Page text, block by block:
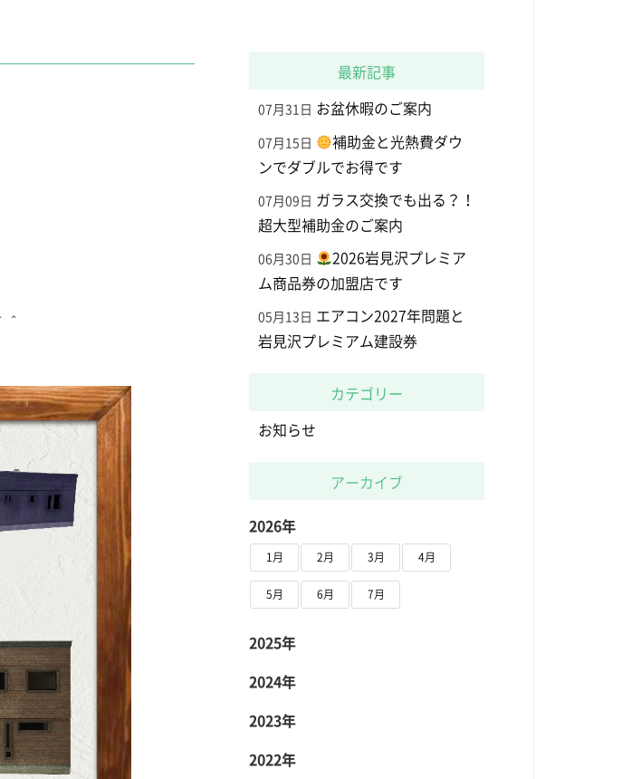
最新記事
07月31日 お盆休暇のご案内
07月15日
補助金と光熱費ダウ
ンでダブルでお得です
07月09日 ガラス交換でも出る？！
超大型補助金のご案内
06月30日
2026岩見沢プレミア
ム商品券の加盟店です
05月13日
エアコン2027年問題と
岩見沢プレミアム建設券
カテゴリー
お知らせ
アーカイブ
2026年
1月 2月 3月 4月
5月 6月 7月
2025年
2024年
2023年
2022年